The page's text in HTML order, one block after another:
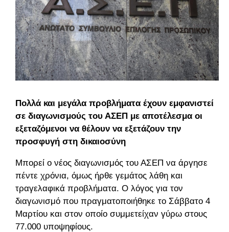
Πολλά και μεγάλα προβλήματα έχουν εμφανιστεί
σε διαγωνισμούς του ΑΣΕΠ με αποτέλεσμα οι
εξεταζόμενοι να θέλουν να εξετάζουν την
προσφυγή στη δικαιοσύνη
Μπορεί ο νέος διαγωνισμός του ΑΣΕΠ να άργησε
πέντε χρόνια, όμως ήρθε γεμάτος λάθη και
τραγελαφικά προβλήματα. Ο λόγος για τον
διαγωνισμό που πραγματοποιήθηκε το Σάββατο 4
Μαρτίου και στον οποίο συμμετείχαν γύρω στους
77.000 υποψηφίους.